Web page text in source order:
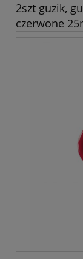
2szt guzik,
czerwone